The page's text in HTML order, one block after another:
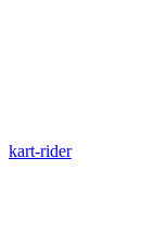
kart-rider